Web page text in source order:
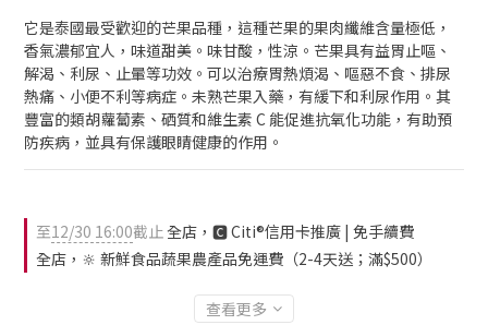
它是泰國最受歡迎的芒果品種，這種芒果的果肉纖維含量極低，
香氣濃郁宜人，味道甜美。味甘酸，性涼。芒果具有益胃止嘔、
解渴、利尿、止暈等功效。可以治療胃熱煩渴、嘔惡不食、排尿
熱痛、小便不利等病症。未熟芒果入藥，有緩下和利尿作用。其
豐富的類胡蘿蔔素、硒質和維生素 C 能促進抗氧化功能，有助預
防疾病，並具有保護眼睛健康的作用。
至12/30 16:00截止全店，🅲 Citi®信用卡推廣 | 免手續費
全店，🔆 新鮮食品蔬果農產品免運費（2-4天送；滿$500）
查看更多